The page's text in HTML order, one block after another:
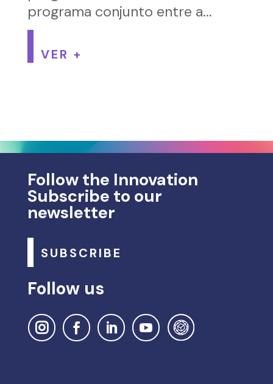
programa conjunto entre a...
VER +
Follow the Innovation
Subscribe to our
newsletter
SUBSCRIBE
Follow us